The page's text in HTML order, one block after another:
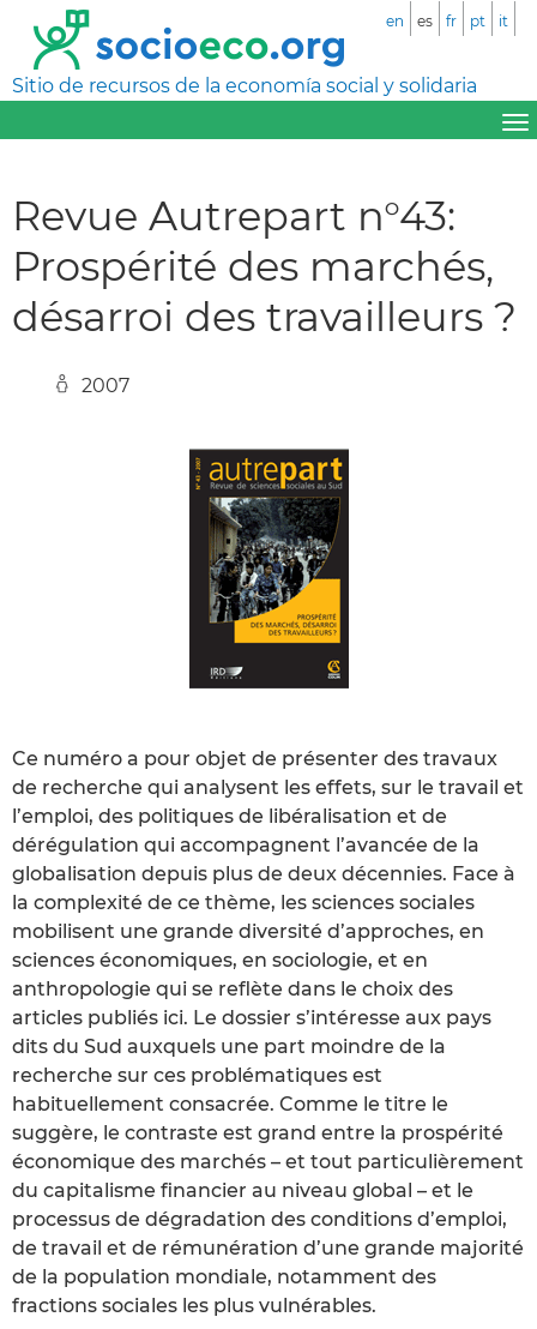
Sitio de recursos de la economía social y solidaria
en es fr pt it
Revue Autrepart n°43:
Prospérité des marchés,
désarroi des travailleurs ?
2007
Ce numéro a pour objet de présenter des travaux
de recherche qui analysent les effets, sur le travail et
l’emploi, des politiques de libéralisation et de
dérégulation qui accompagnent l’avancée de la
globalisation depuis plus de deux décennies. Face à
la complexité de ce thème, les sciences sociales
mobilisent une grande diversité d’approches, en
sciences économiques, en sociologie, et en
anthropologie qui se reflète dans le choix des
articles publiés ici. Le dossier s’intéresse aux pays
dits du Sud auxquels une part moindre de la
recherche sur ces problématiques est
habituellement consacrée. Comme le titre le
suggère, le contraste est grand entre la prospérité
économique des marchés – et tout particulièrement
du capitalisme financier au niveau global – et le
processus de dégradation des conditions d’emploi,
de travail et de rémunération d’une grande majorité
de la population mondiale, notamment des
fractions sociales les plus vulnérables.